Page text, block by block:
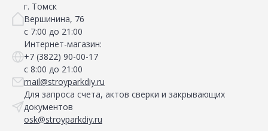
г. Томск
Вершинина, 76
с 7:00 до 21:00
Интернет-магазин:
+7 (3822) 90-00-17
с 8:00 до 21:00
mail@stroyparkdiy.ru
Для запроса счета, актов сверки и закрывающих
документов
osk@stroyparkdiy.ru